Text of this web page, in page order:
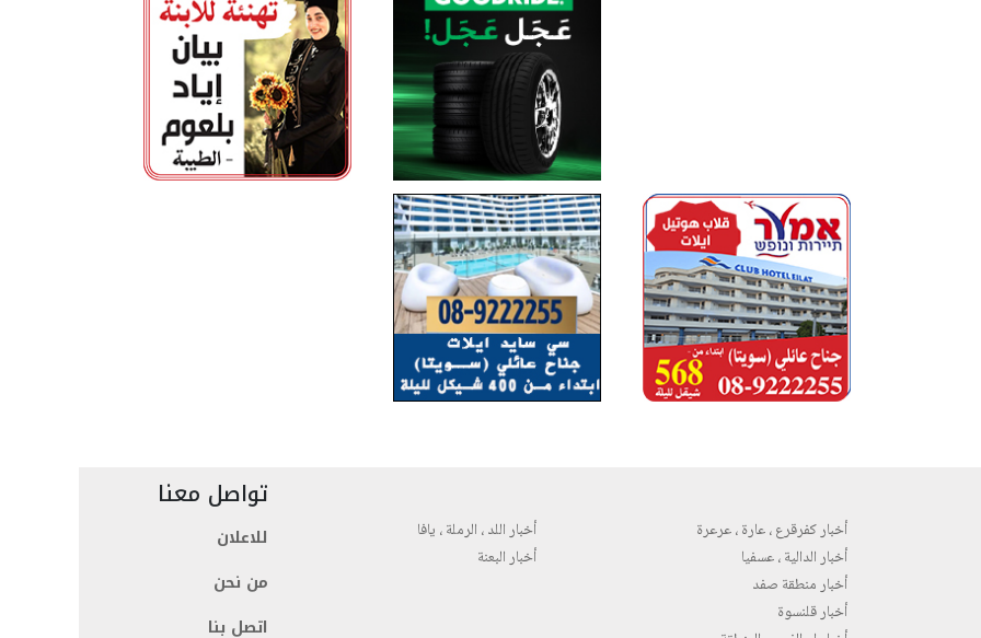
أخبار كفرقرع ، عارة ، عرعرة
أخبار الدالية ، عسفيا
أخبار منطقة صفد
أخبار قلنسوة
أخبار اللد ، الرملة ، يافا
أخبار البعنة
تواصل معنا
للاعلان
من نحن
اتصل بنا